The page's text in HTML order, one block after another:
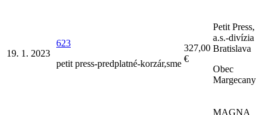
19. 1. 2023
623
petit press-predplatné-korzár,sme
327,00
€
Petit Press,
a.s.-divízia
Bratislava
Obec
Margecany
MAGNA